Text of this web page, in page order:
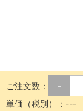
ご注文数： -
単価（税別）： ---